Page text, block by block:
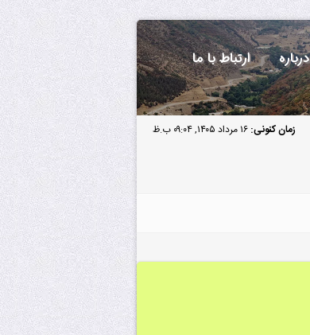
درباره ارتباط با ما
زمان کنونی: ۱۶ مرداد ۱۴۰۵, ۰۹:۰۴ ب.ظ